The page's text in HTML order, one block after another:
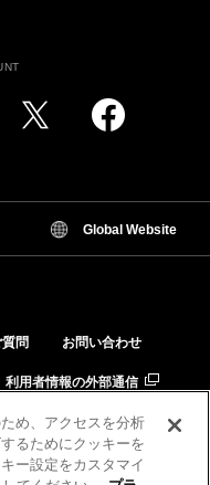
Global Website
問 お問い合わせ
利用者情報の外部通信
引法に基づく表示
粧品の相性チェック
め、アクセスを分析
るためにクッキーを
ー設定をカスタマイ